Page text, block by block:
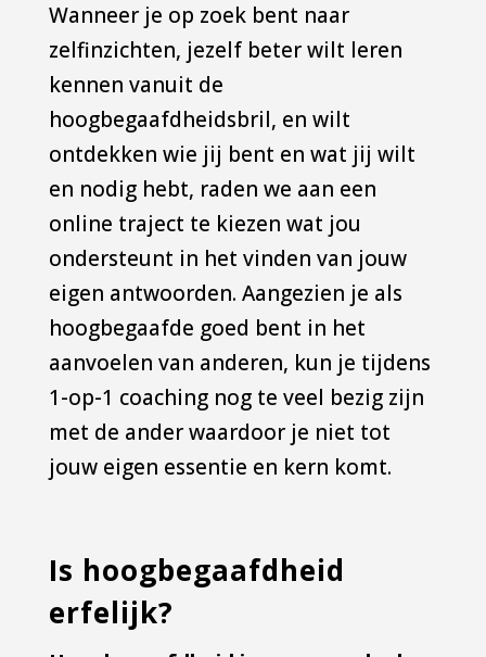
Wanneer je op zoek bent naar
zelfinzichten, jezelf beter wilt leren
kennen vanuit de
hoogbegaafdheidsbril, en wilt
ontdekken wie jij bent en wat jij wilt
en nodig hebt, raden we aan een
online traject te kiezen wat jou
ondersteunt in het vinden van jouw
eigen antwoorden. Aangezien je als
hoogbegaafde goed bent in het
aanvoelen van anderen, kun je tijdens
1-op-1 coaching nog te veel bezig zijn
met de ander waardoor je niet tot
jouw eigen essentie en kern komt.
Is hoogbegaafdheid
erfelijk?